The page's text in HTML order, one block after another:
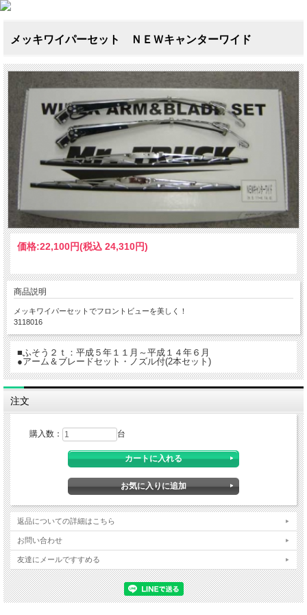
メッキワイパーセット ＮＥＷキャンターワイド
価格:22,100円(税込 24,310円)
商品説明
メッキワイパーセットでフロントビューを美しく！
3118016
■ふそう２ｔ：平成５年１１月～平成１４年６月
●アーム＆ブレードセット・ノズル付(2本セット)
注文
購入数： 台
返品についての詳細はこちら
お問い合わせ
友達にメールですすめる